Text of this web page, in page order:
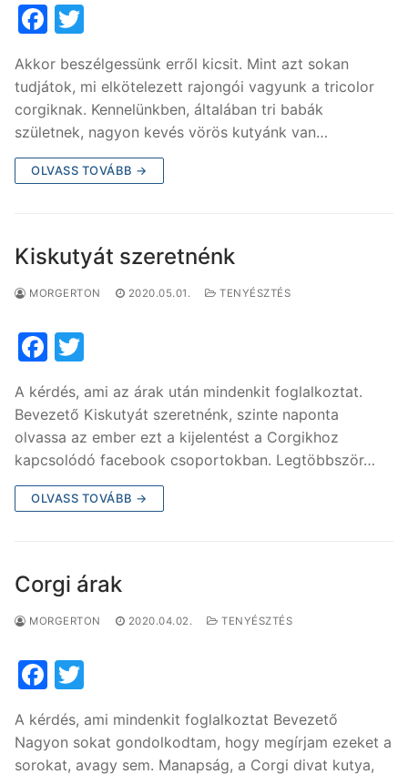
F
c
e
b
o
o
w
itt
er
Akkor beszélgessünk erről kicsit. Mint azt sokan
tudjátok, mi elkötelezett rajongói vagyunk a tricolor
corgiknak. Kennelünkben, általában tri babák
születnek, nagyon kevés vörös kutyánk van…
OLVASS TOVÁBB →
Kiskutyát szeretnénk
MORGERTON 2020.05.01. TENYÉSZTÉS
F
c
e
b
o
o
itt
er
A kérdés, ami az árak után mindenkit foglalkoztat.
Bevezető Kiskutyát szeretnénk, szinte naponta
olvassa az ember ezt a kijelentést a Corgikhoz
kapcsolódó facebook csoportokban. Legtöbbször…
OLVASS TOVÁBB →
Corgi árak
MORGERTON 2020.04.02. TENYÉSZTÉS
F
c
e
itt
er
A kérdés, ami mindenkit foglalkoztat Bevezető
Nagyon sokat gondolkodtam, hogy megírjam ezeket a
sorokat, avagy sem. Manapság, a Corgi divat kutya,